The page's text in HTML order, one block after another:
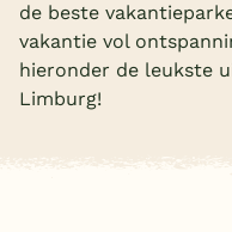
de beste
vakantie vol
hieronder de leukste
Limburg!